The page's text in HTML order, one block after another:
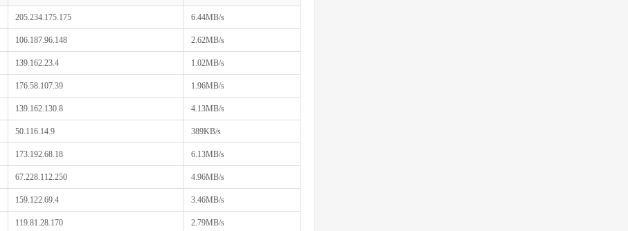
205.234.175.175 6.44MB/s
106.187.96.148 2.62MB/s
139.162.23.4 1.02MB/s
176.58.107.39 1.96MB/s
139.162.130.8 4.13MB/s
50.116.14.9 389KB/s
173.192.68.18 6.13MB/s
67.228.112.250 4.96MB/s
159.122.69.4 3.46MB/s
119.81.28.170 2.79MB/s